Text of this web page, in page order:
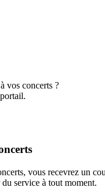
vos concerts ?
vous recevrez un
service à tout moment.